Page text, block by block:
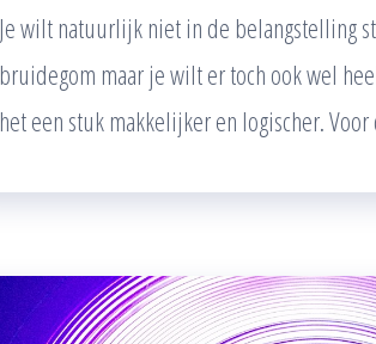
Je wilt natuurlijk niet in de belangstelling
bruidegom maar je wilt er toch ook wel
het een stuk makkelijker en logischer.